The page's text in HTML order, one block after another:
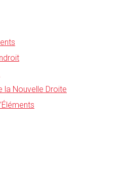
la Nouvelle Droite